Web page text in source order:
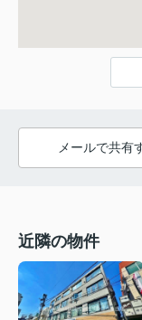
メールで共有
近隣の物件